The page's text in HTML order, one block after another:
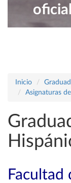
Inicio
Asignaturas
Facultad